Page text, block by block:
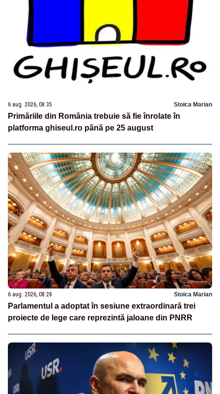
6 aug. 2026, 08:35 Stoica Marian
Primăriile din România trebuie să fie înrolate în
platforma ghiseul.ro până pe 25 august
6 aug. 2026, 08:28 Stoica Marian
Parlamentul a adoptat în sesiune extraordinară trei
proiecte de lege care reprezintă jaloane din PNRR